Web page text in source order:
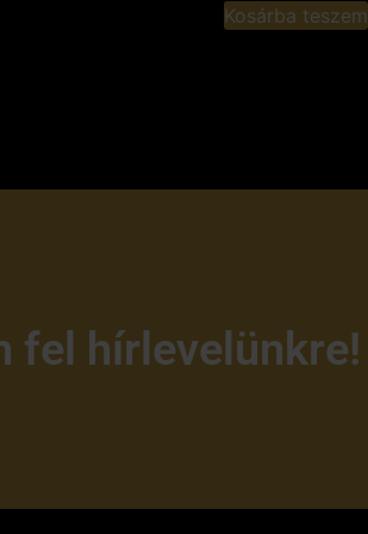
Kosárba teszem
fel hírlevelünkre!